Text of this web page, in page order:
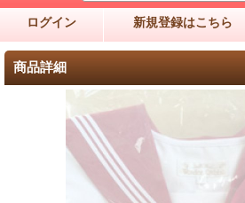
ログイン 新規登録はこちら
商品詳細